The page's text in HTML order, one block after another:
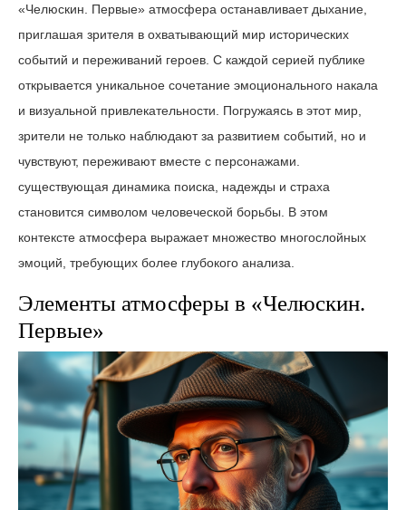
«Челюскин. Первые» атмосфера останавливает дыхание,
приглашая зрителя в охватывающий мир исторических
событий и переживаний героев. С каждой серией публике
открывается уникальное сочетание эмоционального накала
и визуальной привлекательности. Погружаясь в этот мир,
зрители не только наблюдают за развитием событий, но и
чувствуют, переживают вместе с персонажами.
существующая динамика поиска, надежды и страха
становится символом человеческой борьбы. В этом
контексте атмосфера выражает множество многослойных
эмоций, требующих более глубокого анализа.
Элементы атмосферы в «Челюскин.
Первые»